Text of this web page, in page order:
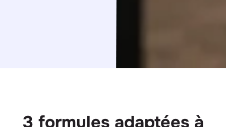
3 formules adaptées à